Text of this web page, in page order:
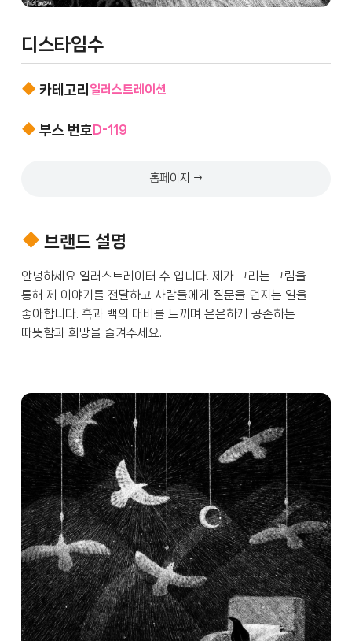
디스타임수
카테고리 일러스트레이션
부스 번호 D-119
홈페이지 →
브랜드 설명
안녕하세요 일러스트레이터 수 입니다. 제가 그리는 그림을
통해 제 이야기를 전달하고 사람들에게 질문을 던지는 일을
좋아합니다. 흑과 백의 대비를 느끼며 은은하게 공존하는
따뜻함과 희망을 즐겨주세요.